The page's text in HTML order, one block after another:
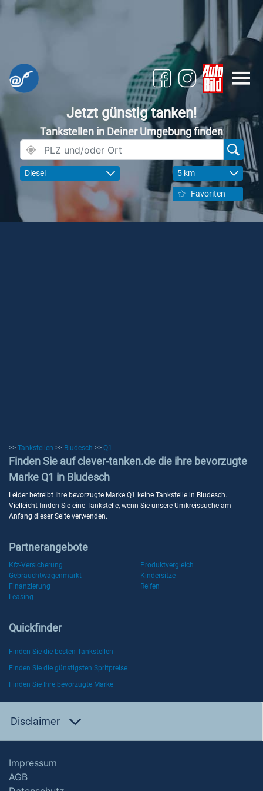
Jetzt günstig tanken!
Tankstellen in Deiner Umgebung finden
Diesel 5 km
Favoriten
>> Tankstellen >> Bludesch >> Q1
Finden Sie auf clever-tanken.de die ihre bevorzugte
Marke Q1 in Bludesch
Leider betreibt Ihre bevorzugte Marke Q1 keine Tankstelle in Bludesch.
Vielleicht finden Sie eine Tankstelle, wenn Sie unsere Umkreissuche am
Anfang dieser Seite verwenden.
Partnerangebote
Kfz-Versicherung
Produktvergleich
Gebrauchtwagenmarkt
Kindersitze
Finanzierung
Reifen
Leasing
Quickfinder
Finden Sie die besten Tankstellen
Finden Sie die günstigsten Spritpreise
Finden Sie Ihre bevorzugte Marke
Disclaimer
Impressum
AGB